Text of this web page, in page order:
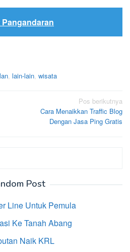
lain-lain wisata
Pos berikutnya
Cara Menaikkan Traffic Blog
Dengan Jasa Ping Gratis
Post
Line Untuk Pemula
Ke Tanah Abang
Naik KRL